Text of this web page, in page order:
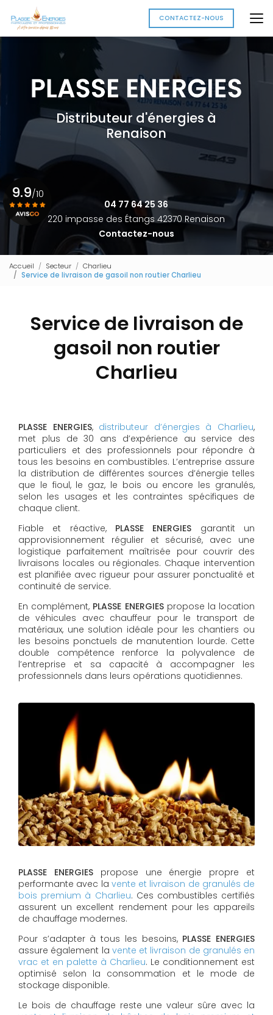
au
contenu
principal
CONTACTEZ-NOUS
Distributeur d'énergies à
Renaison
04 77 64 25 36
220 impasse des Étangs 42370 Renaison
Contactez-nous
9.9/10
Accueil Secteur
Charlieu
Service de livraison de gasoil non routier Charlieu
Service de livraison de
gasoil non routier
Charlieu
PLASSE ENERGIES, distributeur d’énergies à Charlieu,
met plus de 30 ans d’expérience au service des
particuliers et des professionnels pour répondre à
tous les besoins en combustibles. L’entreprise assure
la distribution de différentes sources d’énergie telles
que le fioul, le gaz, le bois ou encore les granulés,
selon les usages et les contraintes spécifiques de
chaque client.
Fiable et réactive, PLASSE ENERGIES garantit un
approvisionnement régulier et sécurisé, avec une
logistique parfaitement maîtrisée pour couvrir des
livraisons locales ou régionales. Chaque intervention
est planifiée avec rigueur pour assurer ponctualité et
continuité de service.
En complément, PLASSE ENERGIESpropose la location
de véhicules avec chauffeur pour le transport de
matériaux, une solution idéale pour les chantiers ou
les besoins ponctuels de manutention lourde. Cette
double compétence renforce la polyvalence de
l’entreprise et sa capacité à accompagner les
professionnels dans leurs opérations quotidiennes.
PLASSE ENERGIESpropose une énergie propre et
performante avec la vente et livraison de granulés de
bois premium à Charlieu. Ces combustibles certifiés
assurent un excellent rendement pour les appareils
de chauffage modernes.
Pour s’adapter à tous les besoins, PLASSE ENERGIES
assure également la vente et livraison de granulés en
vrac et en palette à Charlieu. Le conditionnement est
optimisé selon la consommation et le mode de
stockage disponible.
Le bois de chauffage reste une valeur sûre avec la